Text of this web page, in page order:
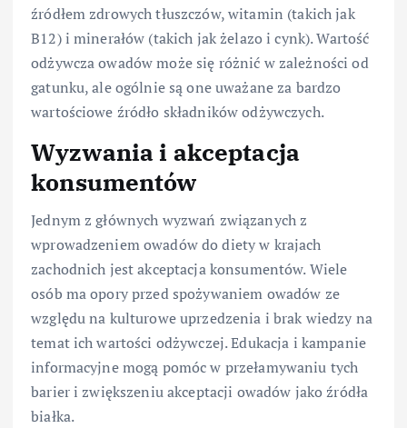
źródłem zdrowych tłuszczów, witamin (takich jak
B12) i minerałów (takich jak żelazo i cynk). Wartość
odżywcza owadów może się różnić w zależności od
gatunku, ale ogólnie są one uważane za bardzo
wartościowe źródło składników odżywczych.
Wyzwania i akceptacja
konsumentów
Jednym z głównych wyzwań związanych z
wprowadzeniem owadów do diety w krajach
zachodnich jest akceptacja konsumentów. Wiele
osób ma opory przed spożywaniem owadów ze
względu na kulturowe uprzedzenia i brak wiedzy na
temat ich wartości odżywczej. Edukacja i kampanie
informacyjne mogą pomóc w przełamywaniu tych
barier i zwiększeniu akceptacji owadów jako źródła
białka.